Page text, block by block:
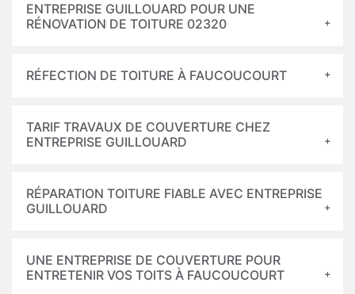
ENTREPRISE GUILLOUARD POUR UNE
RÉNOVATION DE TOITURE 02320
RÉFECTION DE TOITURE À FAUCOUCOURT
TARIF TRAVAUX DE COUVERTURE CHEZ
ENTREPRISE GUILLOUARD
RÉPARATION TOITURE FIABLE AVEC ENTREPRISE
GUILLOUARD
UNE ENTREPRISE DE COUVERTURE POUR
ENTRETENIR VOS TOITS À FAUCOUCOURT